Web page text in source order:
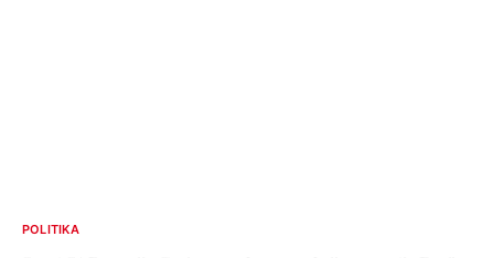
POLITIKA